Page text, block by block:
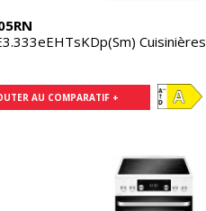
Cuisinières
AU COMPARATIF +